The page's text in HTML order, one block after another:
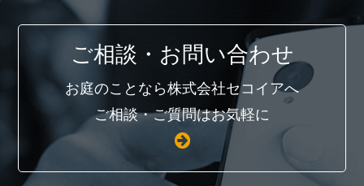
ご相談・お問い合わせ
お庭のことなら株式会社セコイアへ
ご相談・ご質問はお気軽に